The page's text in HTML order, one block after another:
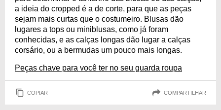
a ideia do cropped é a de corte, para que as peças
sejam mais curtas que o costumeiro. Blusas dão
lugares a tops ou miniblusas, como já foram
conhecidas, e as calças longas dão lugar a calças
corsário, ou a bermudas um pouco mais longas.
Peças chave para você ter no seu guarda roupa
COPIAR COMPARTILHAR